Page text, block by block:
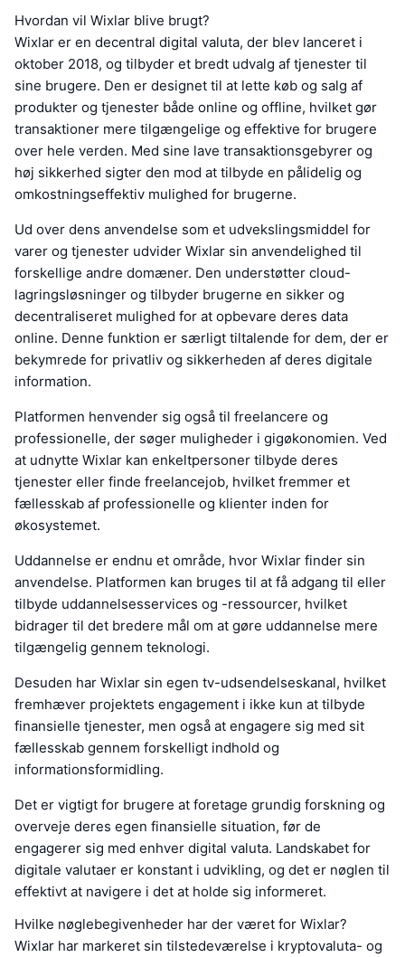
Hvordan vil Wixlar blive brugt?
Wixlar er en decentral digital valuta, der blev lanceret i
oktober 2018, og tilbyder et bredt udvalg af tjenester til
sine brugere. Den er designet til at lette køb og salg af
produkter og tjenester både online og offline, hvilket gør
transaktioner mere tilgængelige og effektive for brugere
over hele verden. Med sine lave transaktionsgebyrer og
høj sikkerhed sigter den mod at tilbyde en pålidelig og
omkostningseffektiv mulighed for brugerne.
Ud over dens anvendelse som et udvekslingsmiddel for
varer og tjenester udvider Wixlar sin anvendelighed til
forskellige andre domæner. Den understøtter cloud-
lagringsløsninger og tilbyder brugerne en sikker og
decentraliseret mulighed for at opbevare deres data
online. Denne funktion er særligt tiltalende for dem, der er
bekymrede for privatliv og sikkerheden af deres digitale
information.
Platformen henvender sig også til freelancere og
professionelle, der søger muligheder i gigøkonomien. Ved
at udnytte Wixlar kan enkeltpersoner tilbyde deres
tjenester eller finde freelancejob, hvilket fremmer et
fællesskab af professionelle og klienter inden for
økosystemet.
Uddannelse er endnu et område, hvor Wixlar finder sin
anvendelse. Platformen kan bruges til at få adgang til eller
tilbyde uddannelsesservices og -ressourcer, hvilket
bidrager til det bredere mål om at gøre uddannelse mere
tilgængelig gennem teknologi.
Desuden har Wixlar sin egen tv-udsendelseskanal, hvilket
fremhæver projektets engagement i ikke kun at tilbyde
finansielle tjenester, men også at engagere sig med sit
fællesskab gennem forskelligt indhold og
informationsformidling.
Det er vigtigt for brugere at foretage grundig forskning og
overveje deres egen finansielle situation, før de
engagerer sig med enhver digital valuta. Landskabet for
digitale valutaer er konstant i udvikling, og det er nøglen til
effektivt at navigere i det at holde sig informeret.
Hvilke nøglebegivenheder har der været for Wixlar?
Wixlar har markeret sin tilstedeværelse i kryptovaluta- og